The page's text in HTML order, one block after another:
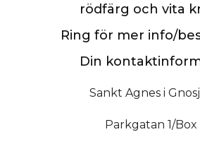
rödfärg och vita
Ring för mer info/
Din
Sankt Agnes i
Parkgatan 1/Box